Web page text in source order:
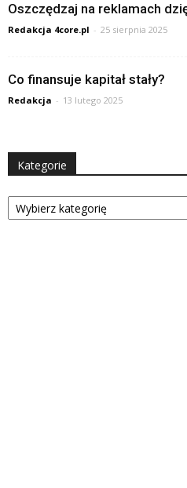
Oszczędzaj na reklamach
Redakcja 4core.pl - 25 sierpnia 2025
Co finansuje kapitał stały?
Redakcja - 13 lutego 2025
Kategorie
Kategorie